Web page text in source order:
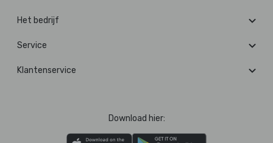
Het bedrijf
Service
Klantenservice
Download hier: